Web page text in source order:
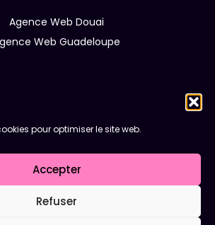
pour optimiser le site web.
Accepter
Refuser
Agence Web Douai
Web Guadeloupe
Réalisations
Blog
Contact